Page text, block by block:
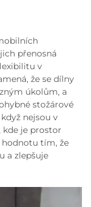
přenosná
v
že se dílny
úkolům, a
stožárové
nejsou v
kde je prostor
hodnotu tím, že
a zlepšuje